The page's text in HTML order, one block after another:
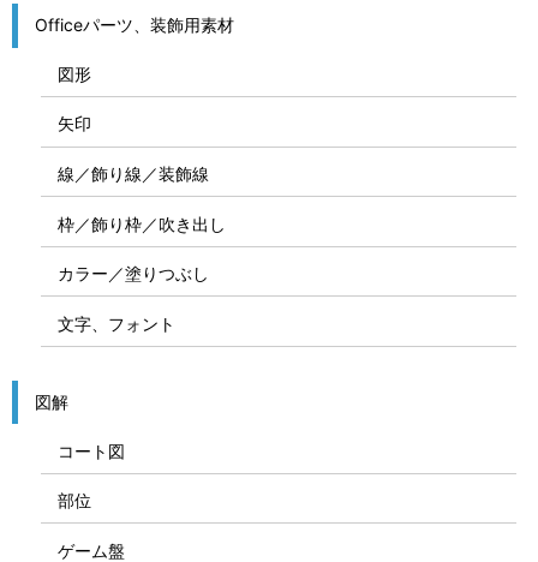
Officeパーツ、装飾用素材
図形
矢印
線／飾り線／装飾線
枠／飾り枠／吹き出し
カラー／塗りつぶし
文字、フォント
図解
コート図
部位
ゲーム盤